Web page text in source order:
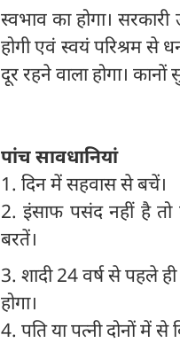
स्वभाव का होगा।
होगी एवं स्वयं परिश्रम से
दूर रहने वाला होगा।
पांच सावधानियां
1. दिन में सहवास से बचें।
2. इंसाफ पसंद नहीं है तो
बरतें।
3. शादी 24 वर्ष से पहले
होगा।
4. पति या पत्नी दोनों में